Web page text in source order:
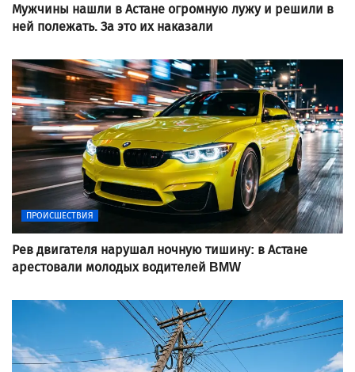
Мужчины нашли в Астане огромную лужу и решили в
ней полежать. За это их наказали
ПРОИСШЕСТВИЯ
Рев двигателя нарушал ночную тишину: в Астане
арестовали молодых водителей BMW